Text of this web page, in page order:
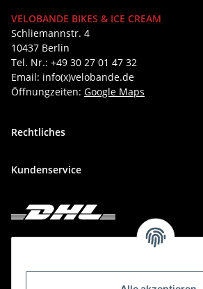
VELOBANDE BIKES & ICE CREAM
Schliemannstr. 4
10437 Berlin
Tel. Nr.: +49 30 27 01 47 32
Email: info(x)velobande.de
Öffnungzeiten: Google Maps
Rechtliches
Kundenservice
Deine Bestellung versenden wir mit DHL!